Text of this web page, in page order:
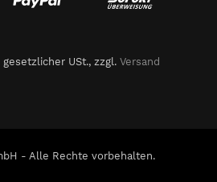
USt., zzgl. Versand
- Alle Rechte vorbehalten.